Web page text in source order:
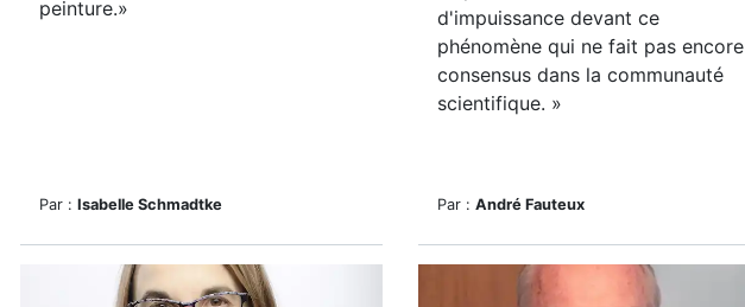
peinture.»
Par : Isabelle Schmadtke
d'impuissance devant ce
phénomène qui ne fait pas encore
consensus dans la communauté
scientifique. »
Par : André Fauteux